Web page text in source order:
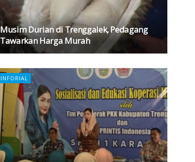
Musim Durian di Trenggalek, Pedagang
Tawarkan Harga Murah
INFORIAL